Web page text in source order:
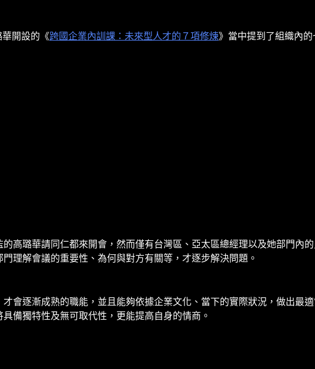
開設的《跨國企業內訓課：未來型人才的７項修煉》當中提到了組織內的
高璐華請同仁都來開會，然而僅有台灣區、亞太區總經理以及她部門內
理解會議的重要性、為何與對方有關等，才逐步解決問題。
才會逐漸成熟的職能，並且能夠依據企業文化、當下的實際狀況，做出最
備獨特性及無可取代性，更能提高自身的情商。